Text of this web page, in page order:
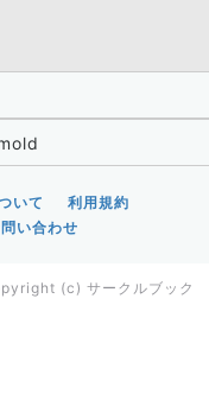
いて
利用規約
い合わせ
(c) サークルブック